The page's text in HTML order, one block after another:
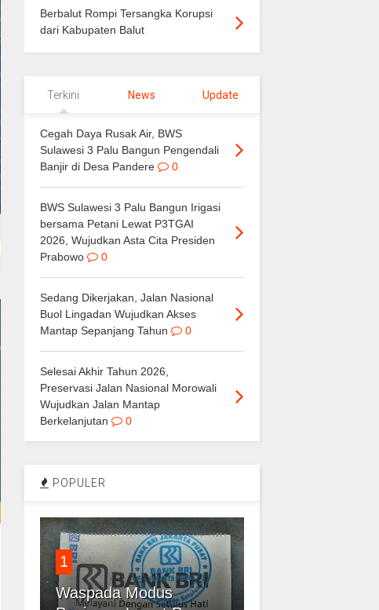
Berbalut Rompi Tersangka Korupsi
dari Kabupaten Balut
Terkini News Update
Cegah Daya Rusak Air, BWS
Sulawesi 3 Palu Bangun Pengendali
Banjir di Desa Pandere
0
BWS Sulawesi 3 Palu Bangun Irigasi
bersama Petani Lewat P3TGAI
2026, Wujudkan Asta Cita Presiden
Prabowo
0
Sedang Dikerjakan, Jalan Nasional
Buol Lingadan Wujudkan Akses
Mantap Sepanjang Tahun
0
Selesai Akhir Tahun 2026,
Preservasi Jalan Nasional Morowali
Wujudkan Jalan Mantap
Berkelanjutan
0
POPULER
1
Waspada Modus